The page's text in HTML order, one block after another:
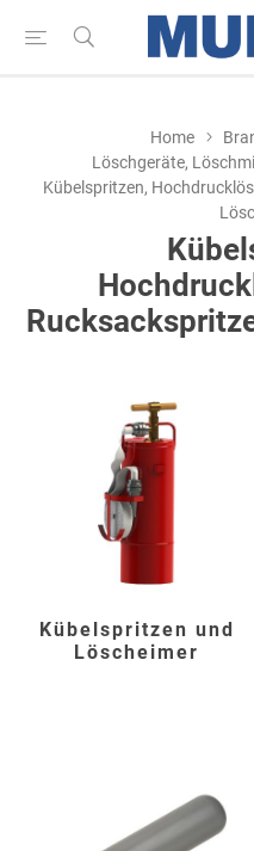
Home
Löschgeräte,
Kübelspritzen,
Kübelspritzen und
Löscheimer